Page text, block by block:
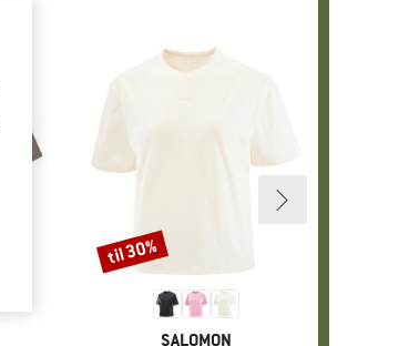
MÆRKE
SALOMON
Rabat
til 30%